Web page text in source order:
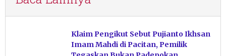
Klaim Pengikut Sebut Pujianto Ikhsan
Imam Mahdi di Pacitan, Pemilik